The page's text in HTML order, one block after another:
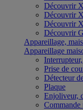
Découvrir
Découvrir
Découvrir
Découvrir
Appareillage,
Appareillage
Prise de
Détecteur
Plaque
Enjoliveur,
Commande